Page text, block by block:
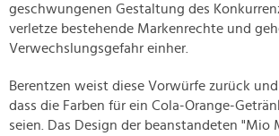
geschwungenen Gestaltung des
verletze bestehende Markenrechte und
Verwechslungsgefahr einher.
Berentzen weist diese Vorwürfe zurück
dass die Farben für ein Cola-Orange-
seien. Das Design der beanstandeten "Mio